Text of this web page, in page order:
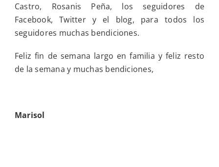
Castro, Rosanis Peña, los seguidores de
Facebook, Twitter y el blog, para todos los
seguidores muchas bendiciones.
Feliz fin de semana largo en familia y feliz resto
de la semana y muchas bendiciones,
Marisol